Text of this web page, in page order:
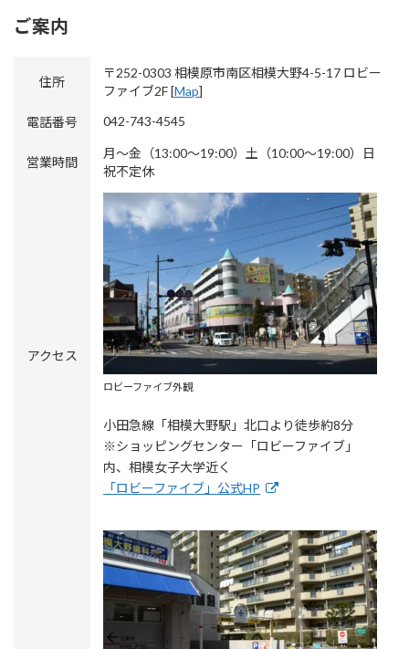
ご案内
住所
〒252-0303 相模原市南区相模大野4-5-17 ロビー
ファイブ2F [Map]
電話番号
042-743-4545
営業時間
月～金（13:00～19:00）土（10:00〜19:00）日
祝不定休
アクセス
ロビーファイブ外観
小田急線「相模大野駅」北口より徒歩約8分
※ショッピングセンター「ロビーファイブ」
内、相模女子大学近く
「ロビーファイブ」公式HP